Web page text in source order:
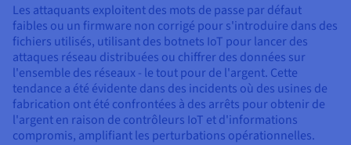
Les attaquants exploitent des mots de passe par défaut
faibles ou un firmware non corrigé pour s'introduire dans des
fichiers utilisés, utilisant des botnets IoT pour lancer des
attaques réseau distribuées ou chiffrer des données sur
l'ensemble des réseaux - le tout pour de l'argent. Cette
tendance a été évidente dans des incidents où des usines de
fabrication ont été confrontées à des arrêts pour obtenir de
l'argent en raison de contrôleurs IoT et d'informations
compromis, amplifiant les perturbations opérationnelles.